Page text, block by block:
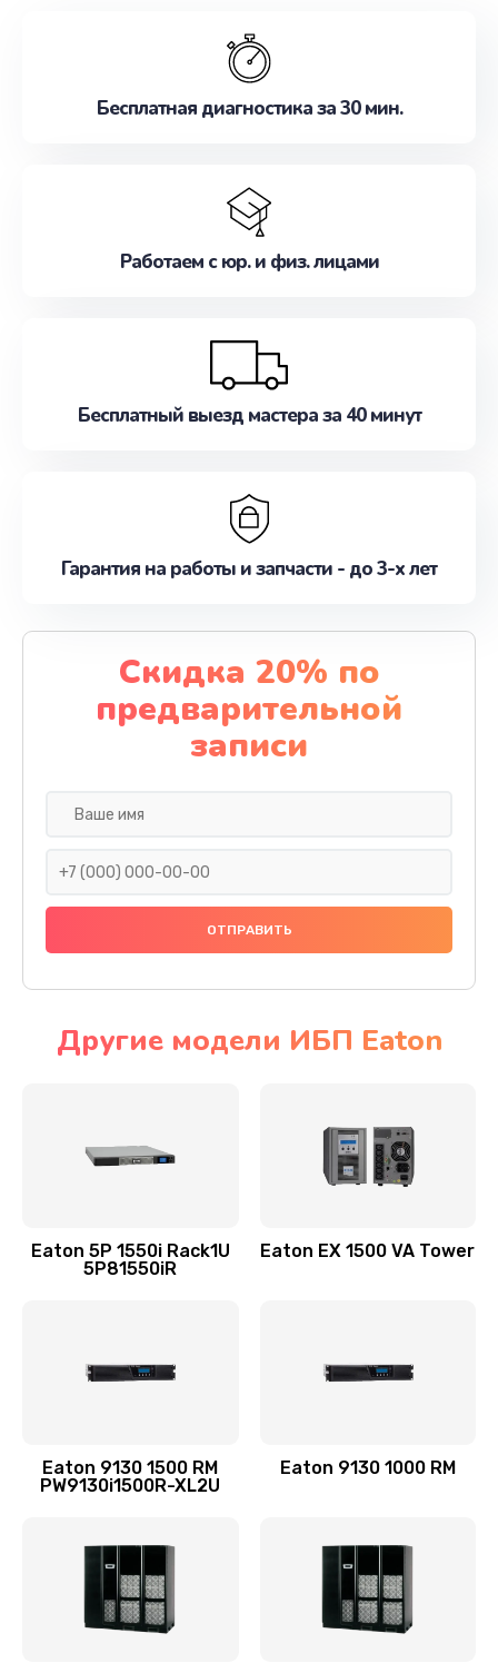
наилучшим образом. Не медлите записаться на
Бесплатная диагностика за 30 мин.
Работаем с юр. и физ. лицами
Бесплатный выезд мастера за 40 минут
Гарантия на работы и запчасти - до 3-х лет
Скидка 20% по
предварительной
записи
Другие модели ИБП Eaton
Eaton 5P 1550i Rack1U
5P81550iR
Eaton EX 1500 VA Tower
Eaton 9130 1500 RM
PW9130i1500R-XL2U
Eaton 9130 1000 RM